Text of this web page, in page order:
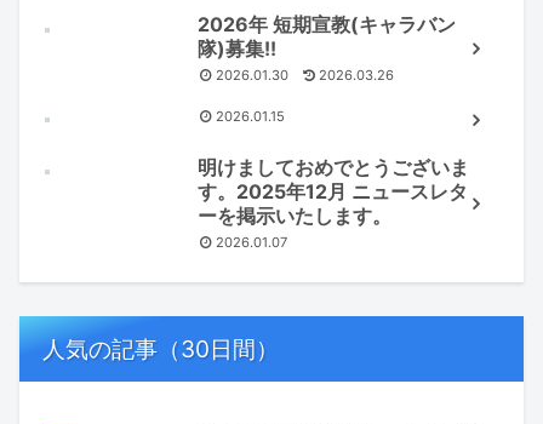
2026年 短期宣教(キャラバン
隊)募集!!
2026.01.30 2026.03.26
2026.01.15
明けましておめでとうございま
す。2025年12月 ニュースレタ
ーを掲示いたします。
2026.01.07
人気の記事（30日間）